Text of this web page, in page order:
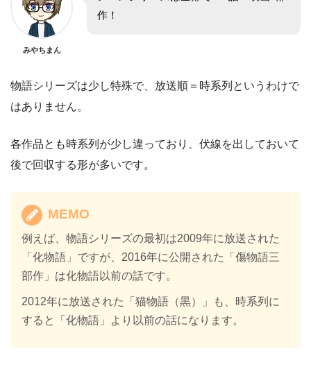
みやちまん
作！
物語シリーズは少し特殊で、放送順＝時系列というわけで
はありません。
各作品とも時系列が少し違っており、伏線を出しておいて
後で回収する形が多いです。
MEMO
例えば、物語シリーズの最初は2009年に放送された
「化物語」ですが、2016年に公開された「傷物語三
部作」は化物語以前の話です。
2012年に放送された「猫物語（黒）」も、時系列に
すると「化物語」より以前の話になります。